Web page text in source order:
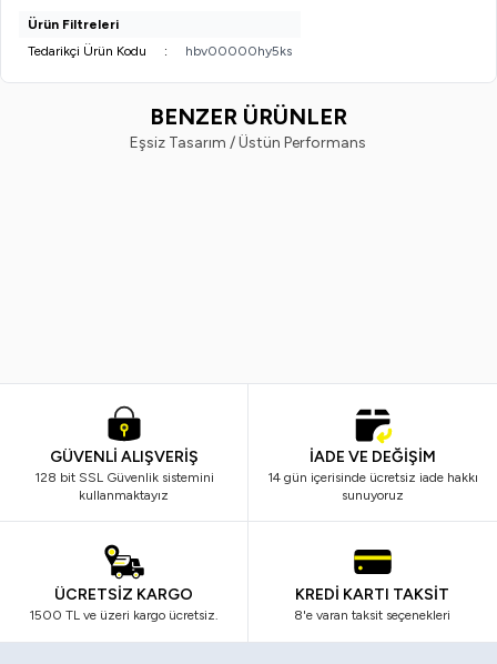
Ürün Filtreleri
Tedarikçi Ürün Kodu
: hbv00000hy5ks
BENZER ÜRÜNLER
Eşsiz Tasarım / Üstün Performans
GÜVENLİ ALIŞVERİŞ
128 bit SSL Güvenlik sistemini
kullanmaktayız
İADE VE DEĞİŞİM
14 gün içerisinde ücretsiz iade hakkı
sunuyoruz
ÜCRETSİZ KARGO
1500 TL ve üzeri kargo ücretsiz.
KREDİ KARTI TAKSİT
8'e varan taksit seçenekleri